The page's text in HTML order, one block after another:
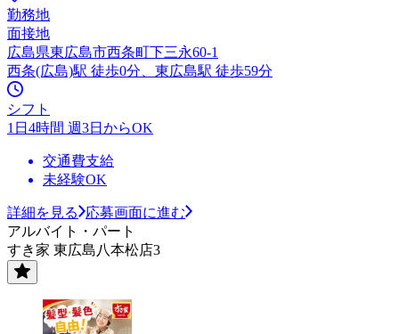
勤務地
面接地
広島県東広島市西条町下三永60-1
西条(広島)駅 徒歩0分、東広島駅 徒歩59分
シフト
1日4時間 週3日からOK
交通費支給
未経験OK
詳細を見る
応募画面に進む
アルバイト・パート
すき家 東広島八本松店3